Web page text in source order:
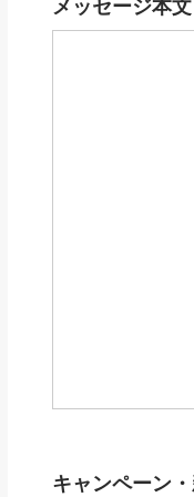
メッセージ本文
キャンペーン